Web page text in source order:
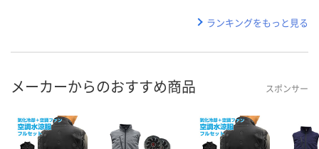
ランキングをもっと見る
メーカーからのおすすめ商品 スポンサー